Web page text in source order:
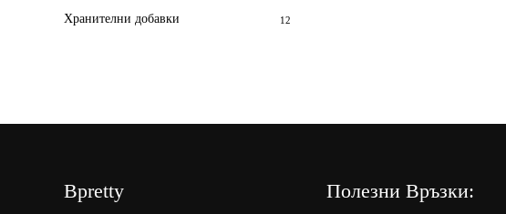
Хранителни добавки 12
Bpretty Полезни Връзки: